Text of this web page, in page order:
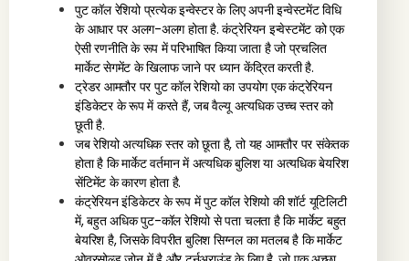
पुट कॉल रेशियो प्रत्येक इन्वेस्टर के लिए अपनी इन्वेस्टमेंट विधि
के आधार पर अलग-अलग होता है. कंट्रेरियन इन्वेस्टमेंट को एक
ऐसी रणनीति के रूप में परिभाषित किया जाता है जो प्रचलित
मार्केट सेगमेंट के खिलाफ जाने पर ध्यान केंद्रित करती है.
ट्रेडर आमतौर पर पुट कॉल रेशियो का उपयोग एक कंट्रेरियन
इंडिकेटर के रूप में करते हैं, जब वैल्यू अत्यधिक उच्च स्तर को
छूती है.
जब रेशियो अत्यधिक स्तर को छूता है, तो यह आमतौर पर संकेतक
होता है कि मार्केट वर्तमान में अत्यधिक बुलिश या अत्यधिक बेयरिश
सेंटिमेंट के कारण होता है.
कंट्रेरियन इंडिकेटर के रूप में पुट कॉल रेशियो की शॉर्ट यूटिलिटी
में, बहुत अधिक पुट-कॉल रेशियो से पता चलता है कि मार्केट बहुत
बेयरिश है, जिसके विपरीत बुलिश सिग्नल का मतलब है कि मार्केट